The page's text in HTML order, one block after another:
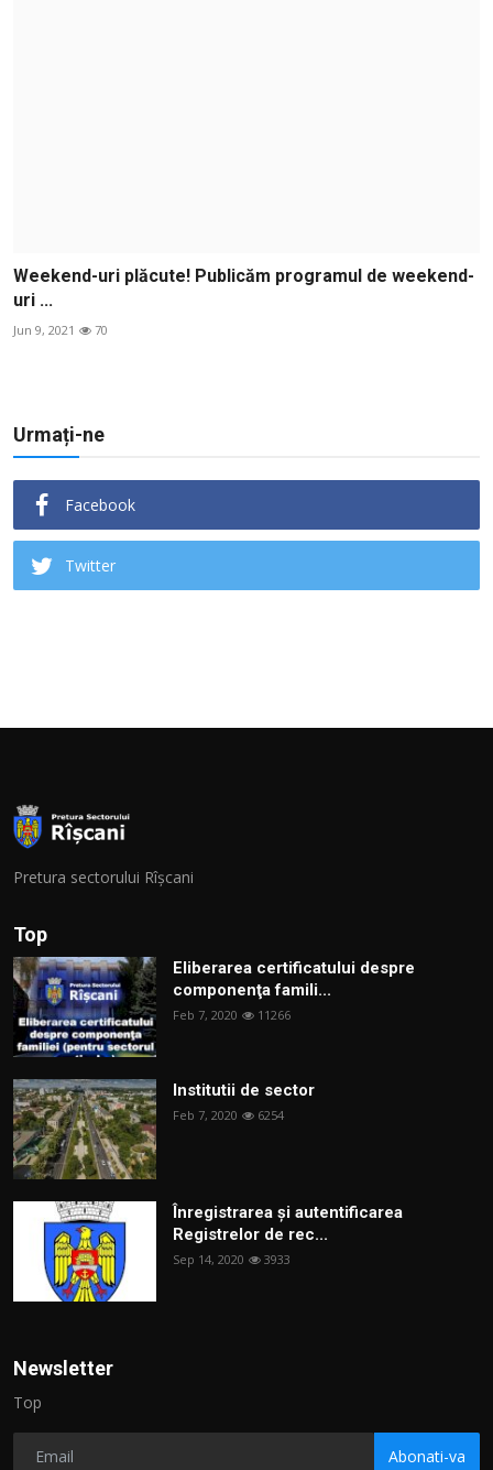
Weekend-uri plăcute! Publicăm programul de weekend-
uri ...
Jun 9, 2021 70
Urmați-ne
Facebook
Twitter
Pretura sectorului Rîșcani
Top
Eliberarea certificatului despre
componenţa famili...
Feb 7, 2020 11266
Institutii de sector
Feb 7, 2020 6254
Înregistrarea și autentificarea
Registrelor de rec...
Sep 14, 2020 3933
Newsletter
Top
Abonati-va